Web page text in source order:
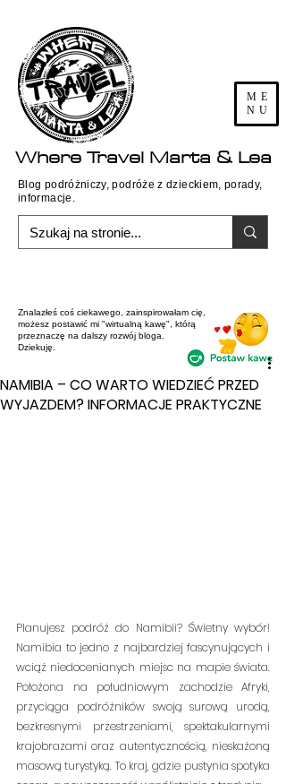
ME
NU
WhereTravel Marta & Lea
Blog podróżniczy, podróże z dzieckiem, porady,
informacje.
Znalazłeś coś ciekawego, zainspirowałam cię,
możesz postawić mi "wirtualną kawę", którą
przeznaczę na dalszy rozwój bloga.
Dziekuję.
NAMIBIA – CO WARTO WIEDZIEĆ PRZED
WYJAZDEM? INFORMACJE PRAKTYCZNE
Planujesz podróż do Namibii? Świetny wybór!
Namibia to jedno z najbardziej fascynujących i
wciąż niedocenianych miejsc na mapie świata.
Położona na południowym zachodzie Afryki,
przyciąga podróżników swoją surową urodą,
bezkresnymi przestrzeniami, spektakularnymi
krajobrazami oraz autentycznością, nieskażoną
masową turystyką. To kraj, gdzie pustynia spotyka